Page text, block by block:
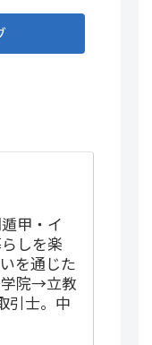
甲・イ
しを楽
を通じた
学院→立教
引士。中